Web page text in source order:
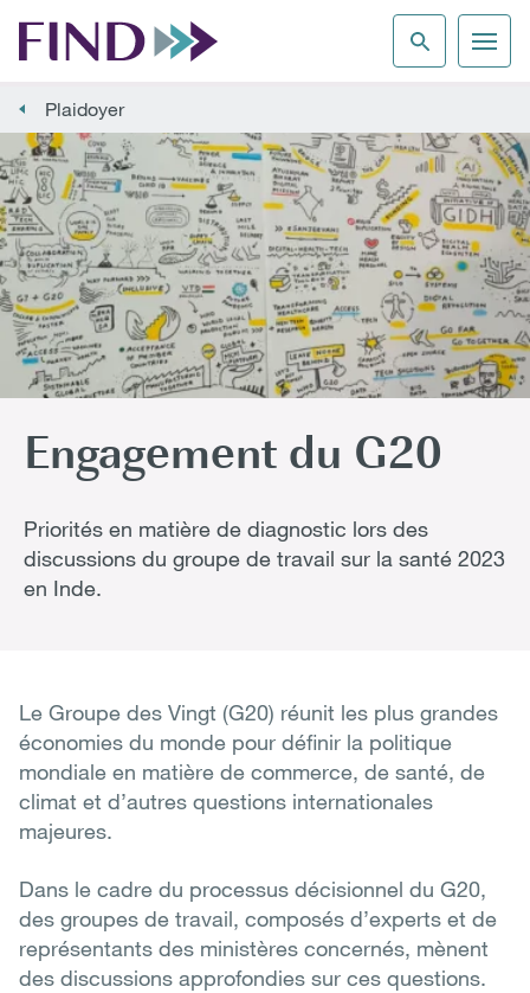
Plaidoyer
Engagement du G20
Priorités en matière de diagnostic lors des
discussions du groupe de travail sur la santé 2023
en Inde.
Le Groupe des Vingt (G20) réunit les plus grandes
économies du monde pour définir la politique
mondiale en matière de commerce, de santé, de
climat et d’autres questions internationales
majeures.
Dans le cadre du processus décisionnel du G20,
des groupes de travail, composés d’experts et de
représentants des ministères concernés, mènent
des discussions approfondies sur ces questions.